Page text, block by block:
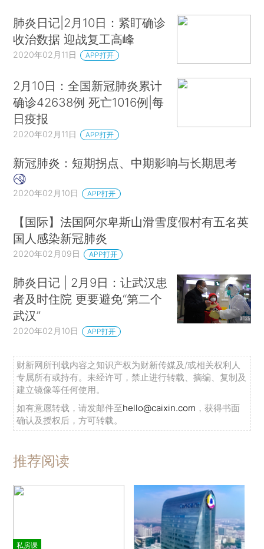
肺炎日记|2月10日：紧盯确诊
收治数据 迎战复工高峰
2020年02月11日 APP打开
2月10日：全国新冠肺炎累计
确诊42638例 死亡1016例|每
日疫报
2020年02月11日 APP打开
新冠肺炎：短期拐点、中期影响与长期思考
2020年02月10日 APP打开
【国际】法国阿尔卑斯山滑雪度假村有五名英
国人感染新冠肺炎
2020年02月09日 APP打开
肺炎日记 | 2月9日：让武汉患
者及时住院 更要避免“第二个
武汉”
2020年02月10日 APP打开
财新网所刊载内容之知识产权为财新传媒及/或相关权利人
专属所有或持有。未经许可，禁止进行转载、摘编、复制及
建立镜像等任何使用。
如有意愿转载，请发邮件至hello@caixin.com ，获得书面
确认及授权后，方可转载。
推荐阅读
私房课